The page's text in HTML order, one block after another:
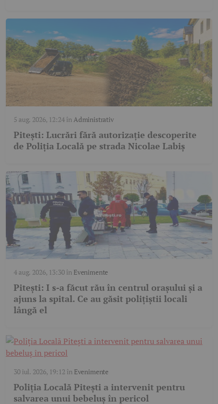
5 aug. 2026, 12:24în Administrativ
Pitești: Lucrări fără autorizație descoperite
de Poliția Locală pe strada Nicolae Labiș
4 aug. 2026, 13:30în Evenimente
Pitești: I s-a făcut rău în centrul orașului și a
ajuns la spital. Ce au găsit polițiștii locali
lângă el
30 iul. 2026, 19:12 în Evenimente
Poliția Locală Pitești a intervenit pentru
salvarea unui bebeluș în pericol